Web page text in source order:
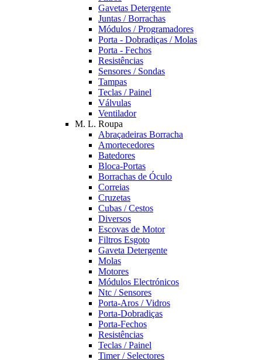
Gavetas Detergente
Juntas / Borrachas
Módulos / Programadores
Porta - Dobradiças / Molas
Porta - Fechos
Resistências
Sensores / Sondas
Tampas
Teclas / Painel
Válvulas
Ventilador
M. L. Roupa
Abraçadeiras Borracha
Amortecedores
Batedores
Bloca-Portas
Borrachas de Óculo
Correias
Cruzetas
Cubas / Cestos
Diversos
Escovas de Motor
Filtros Esgoto
Gaveta Detergente
Molas
Motores
Módulos Electrónicos
Ntc / Sensores
Porta-Aros / Vidros
Porta-Dobradiças
Porta-Fechos
Resistências
Teclas / Painel
Timer / Selectores